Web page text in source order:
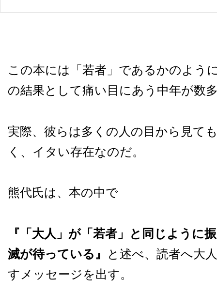
この本には「若者」であるかのよう
の結果として痛い目にあう中年が数
実際、彼らは多くの人の目から見て
く、イタい存在なのだ。
熊代氏は、本の中で
『「大人」が「若者」と同じように
滅が待っている』
と述べ、読者へ大
すメッセージを出す。